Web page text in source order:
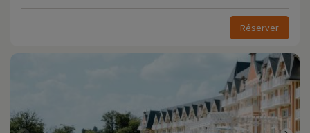
Réserver